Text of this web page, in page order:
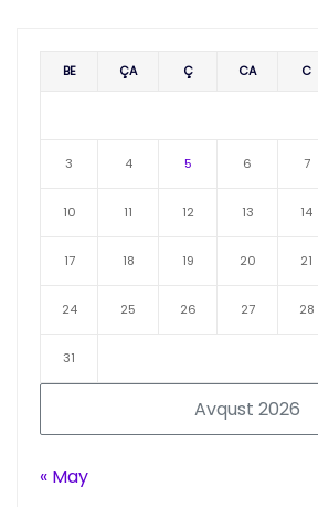
Avqust 2026
BE ÇA Ç CA C
3 4 5 6 7
10 11 12 13 14
17 18 19 20 21
24 25 26 27 28
31
« May